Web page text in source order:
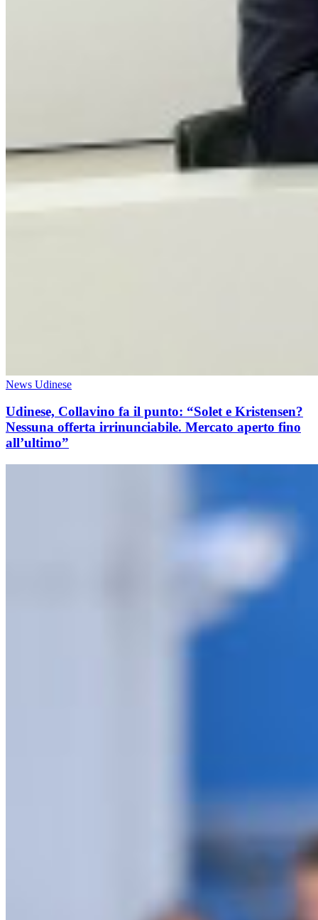
News Udinese
Udinese, Collavino fa il punto: “Solet e Kristensen?
Nessuna offerta irrinunciabile. Mercato aperto fino
all’ultimo”